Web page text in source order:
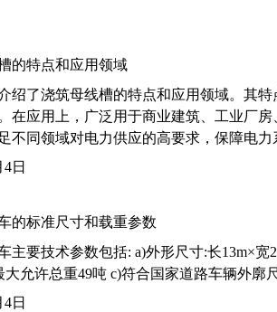
的特点和应用领域
绍了浇筑母线槽的特点和应用领域。其
在应用上，广泛用于商业建筑、工业厂
不同领域对电力供应的高要求，保障电力
日
的标准尺寸和载重参数
主要技术参数包括: a)外形尺寸:长13m×宽
大允许总重49吨 c)符合国家道路车辆外廓
日